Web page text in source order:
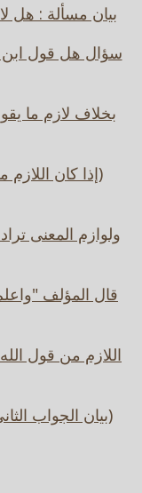
بيان مسألة : هل
سؤال هل قول ابن
بخلاف لازم ما
(إذا كان اللازم
ولوازم المعنى
قال المؤلف
اللازم من قول
(بيان الجواب